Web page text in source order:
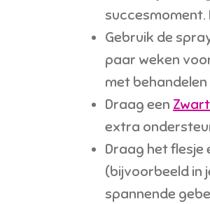
succesmoment.
Gebruik de
paar weken
met behandelen
Draag een
extra
Draag het flesje
(bijvoorbeeld in
spannende